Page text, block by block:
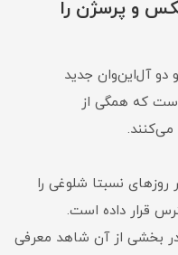
و پرسژن را
دو آل‌این‌وان جدید
است که همگی از
استفاده می‌کنند.
نسبتا شلوغی را
قرار داده است.
بخشی از آن شاهد معرفی